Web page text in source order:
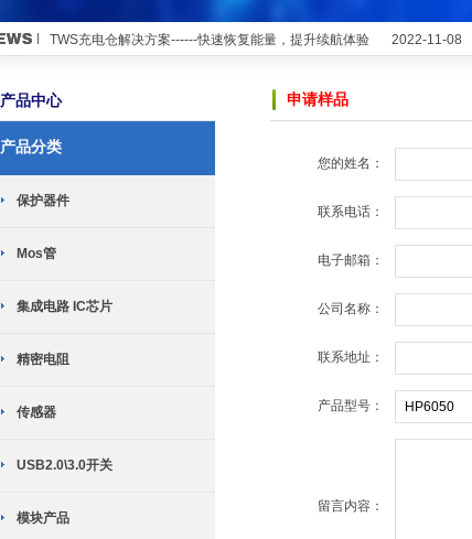
TWS充电仓解决方案------快速恢复能量，提升续航体验
2022-11-08
恭喜赫兴科与上海晟矽微电子股份有限公司的MCU产品达成战略合作
TWS耳机专用：劲芯微推出两款SoC无线充电接收方案
2019-04-22
恭喜赫兴科与台湾迅杰（ENE）达成战略合作
2018-11-15
新网站全新上线
2025-12-29
恭喜赫兴科与MST美加的霍尔传感器产品达成战略合作
2021-03-19
恭喜赫兴科与上海晟矽微电子股份有限公司的MCU产品达成战略合作
2019-04-22
TWS耳机专用：劲芯微推出两款SoC无线充电接收方案
恭喜赫兴科与台湾迅杰（ENE）达成战略合作
2018-11-15
产品中心
产品分类
保护器件
Mos管
集成电路 IC芯片
精密电阻
传感器
USB2.0\3.0开关
模块产品
申请样品
您的姓名：
联系电话：
电子邮箱：
公司名称：
联系地址：
产品型号：
留言内容：